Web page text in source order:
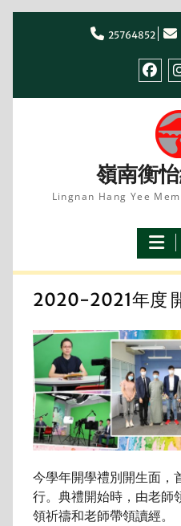
25764852
嶺南衡
Lingnan Hang Yee
2020-2021年度
今學年開學禮別開生面，
行。典禮開始時，由老師
領祈禱和老師帶領讀經。